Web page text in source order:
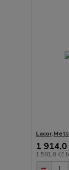
1 914,0
1 581,8 Kč